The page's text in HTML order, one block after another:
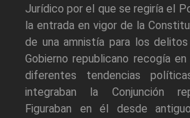
Jurídico por el que se regiría el
la entrada en vigor de la
de una amnistía para los
Gobierno republicano recogía
diferentes tendencias
integraban la Conjunción
Figuraban en él desde